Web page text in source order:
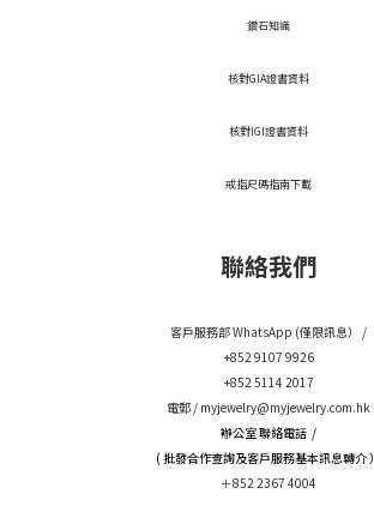
鑽石知識
核對GIA證書資料
核對IGI證書資料
戒指尺碼指南下載
聯絡我們
客戶服務部 WhatsApp (僅限訊息） /
+852 9107 9926
+852 5114 2017
電郵 / myjewelry@myjewelry.com.hk
辦公室 聯絡電話 /
( 批發合作查詢及客戶服務基本訊息轉介 ）
＋852 2367 4004